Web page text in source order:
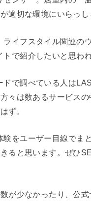
適切な環境にいらっし
イフスタイル関連の
で紹介したいと思わ
で調べている人は
々は数あるサービス
ず。
をユーザー目線でま
ると思います。ぜひ
が少なかったり、公